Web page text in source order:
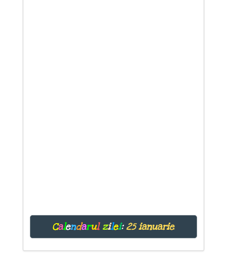
Calendarul zilei: 25 ianuarie